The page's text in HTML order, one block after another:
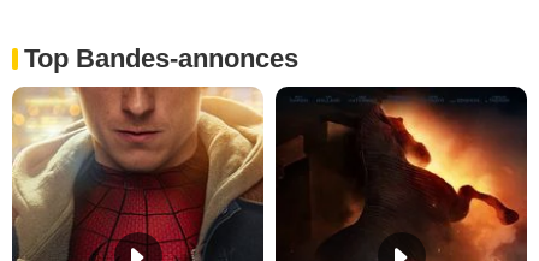
Top Bandes-annonces